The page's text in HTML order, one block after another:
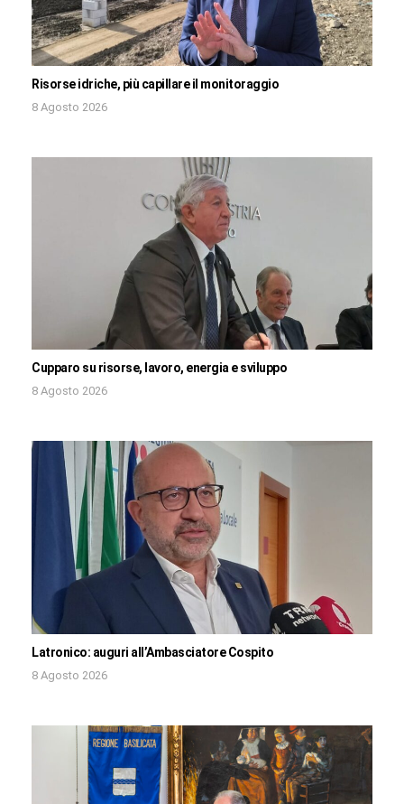
Risorse idriche, più capillare il monitoraggio
8 Agosto 2026
Cupparo su risorse, lavoro, energia e sviluppo
8 Agosto 2026
Latronico: auguri all’Ambasciatore Cospito
8 Agosto 2026